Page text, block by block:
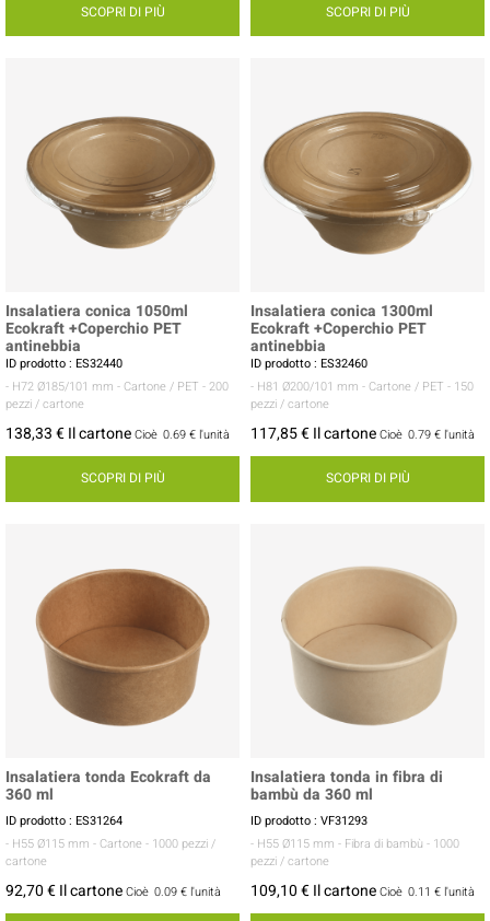
SCOPRI DI PIÙ SCOPRI DI PIÙ
Insalatiera conica 1050ml
Ecokraft +Coperchio PET
antinebbia
ID prodotto : ES32440
- H72 Ø185/101 mm - Cartone / PET - 200
pezzi / cartone
138,33 € Il cartoneCioè 0.69 € l'unità
SCOPRI DI PIÙ
Insalatiera conica 1300ml
Ecokraft +Coperchio PET
antinebbia
ID prodotto : ES32460
- H81 Ø200/101 mm - Cartone / PET - 150
pezzi / cartone
117,85 € Il cartoneCioè 0.79 € l'unità
SCOPRI DI PIÙ
Insalatiera tonda Ecokraft da
360 ml
ID prodotto : ES31264
- H55 Ø115 mm - Cartone - 1000 pezzi /
cartone
92,70 € Il cartoneCioè 0.09 € l'unità
Insalatiera tonda in fibra di
bambù da 360 ml
ID prodotto : VF31293
- H55 Ø115 mm - Fibra di bambù - 1000
pezzi / cartone
109,10 € Il cartoneCioè 0.11 € l'unità